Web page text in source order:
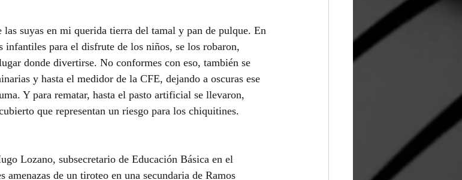
las suyas en mi querida tierra del tamal y pan de pulque. En
infantiles para el disfrute de los niños, se los robaron,
donde divertirse. No conformes con eso, también se
y hasta el medidor de la CFE, dejando a oscuras ese
Y para rematar, hasta el pasto artificial se llevaron,
que representan un riesgo para los chiquitines.
Lozano, subsecretario de Educación Básica en el
amenazas de un tiroteo en una secundaria de Ramos